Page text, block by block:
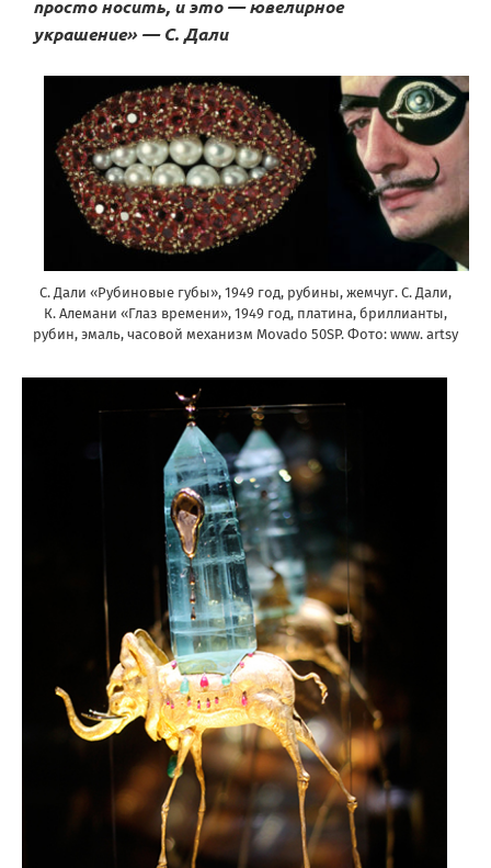
просто носить, и это — ювелирное
украшение» — С. Дали
С. Дали «Рубиновые губы», 1949 год, рубины, жемчуг. С. Дали,
К. Алемани «Глаз времени», 1949 год, платина, бриллианты,
рубин, эмаль, часовой механизм Movado 50SP. Фото: www. artsy